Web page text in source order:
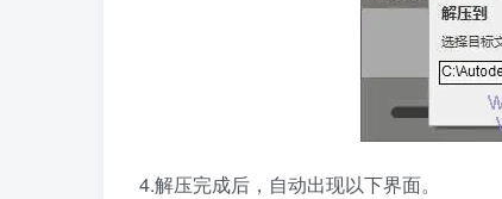
4.解压完成后，自动出现以下界面。